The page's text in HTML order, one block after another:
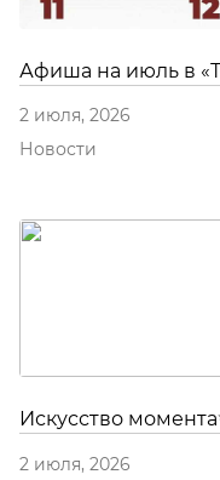
Афиша на июль в
2 июля, 2026
Новости
Искусство
2 июля, 2026